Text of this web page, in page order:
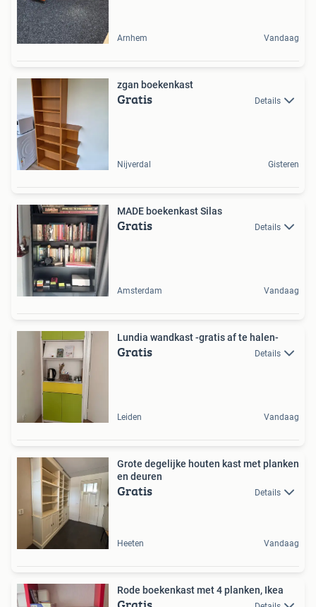
Arnhem Vandaag
zgan boekenkast
Gratis Details
Nijverdal Gisteren
MADE boekenkast Silas
Gratis Details
Amsterdam Vandaag
Lundia wandkast -gratis af te halen-
Gratis Details
Leiden Vandaag
Grote degelijke houten kast met planken
en deuren
Gratis Details
Heeten Vandaag
Rode boekenkast met 4 planken, Ikea